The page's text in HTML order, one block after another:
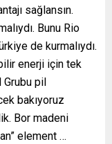
sağlansın.
Bunu Rio
de kurmalıydı.
enerji için tek
Grubu pil
bakıyoruz
Bor madeni
element …